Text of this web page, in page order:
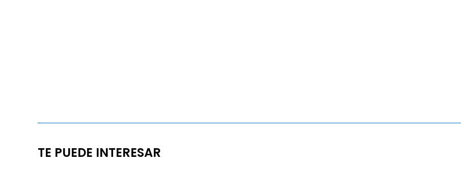
TE PUEDE INTERESAR